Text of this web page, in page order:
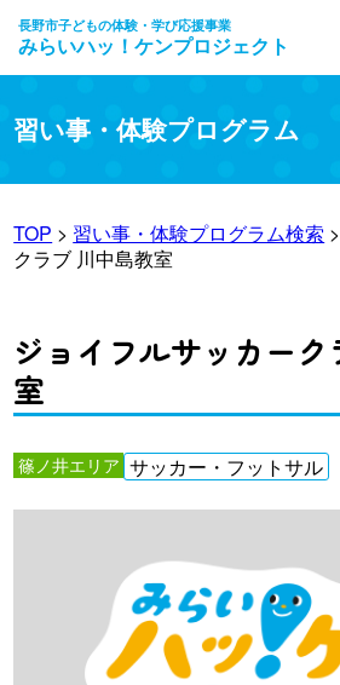
長野市子どもの体験・学び応援事業
みらいハッ！ケンプロジェクト
習い事・体験プログラム
TOP > 習い事・体験プログラム検索
クラブ 川中島教室
ジョイフルサッカー
室
篠ノ井エリア サッカー・フットサル